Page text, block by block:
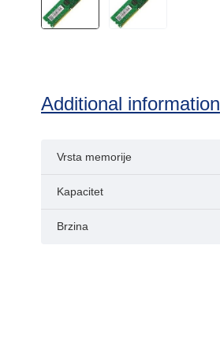
Additional information
Vrsta memorije
Kapacitet
Brzina